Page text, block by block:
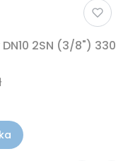
2SN (3/8") 330